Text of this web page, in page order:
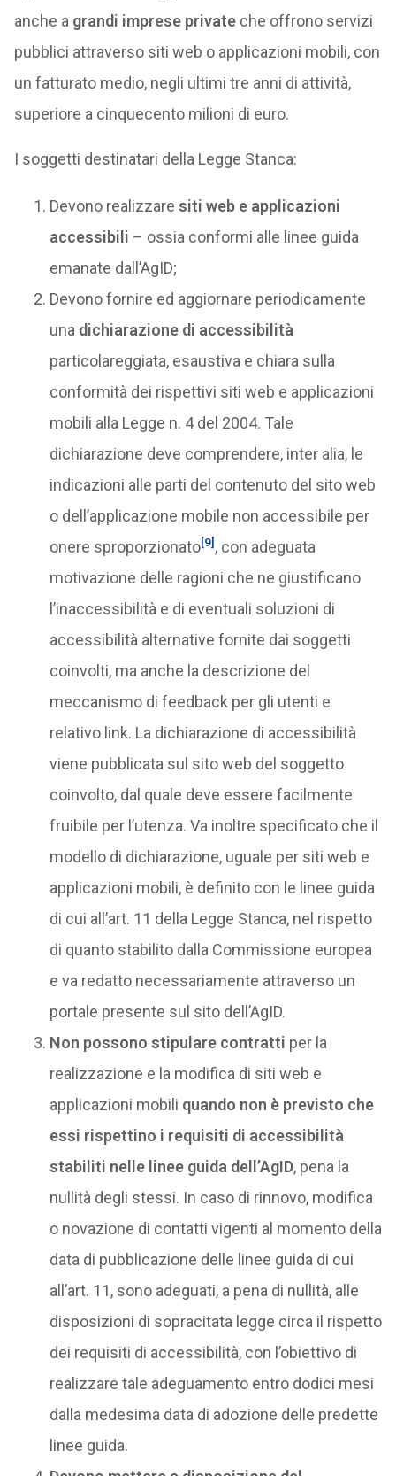
anche a grandi imprese privateche offrono servizi
pubblici attraverso siti web o applicazioni mobili, con
un fatturato medio, negli ultimi tre anni di attività,
superiore a cinquecento milioni di euro.
I soggetti destinatari della Legge Stanca:
Devono realizzare siti web e applicazioni
accessibili – ossia conformi alle linee guida
emanate dall’AgID;
Devono fornire ed aggiornare periodicamente
una dichiarazione di accessibilità
particolareggiata, esaustiva e chiara sulla
conformità dei rispettivi siti web e applicazioni
mobili alla Legge n. 4 del 2004. Tale
dichiarazione deve comprendere, inter alia, le
indicazioni alle parti del contenuto del sito web
o dell’applicazione mobile non accessibile per
onere sproporzionato[9] , con adeguata
motivazione delle ragioni che ne giustificano
l’inaccessibilità e di eventuali soluzioni di
accessibilità alternative fornite dai soggetti
coinvolti, ma anche la descrizione del
meccanismo di feedback per gli utenti e
relativo link. La dichiarazione di accessibilità
viene pubblicata sul sito web del soggetto
coinvolto, dal quale deve essere facilmente
fruibile per l’utenza. Va inoltre specificato che il
modello di dichiarazione, uguale per siti web e
applicazioni mobili, è definito con le linee guida
di cui all’art. 11 della Legge Stanca, nel rispetto
di quanto stabilito dalla Commissione europea
e va redatto necessariamente attraverso un
portale presente sul sito dell’AgID.
Non possono stipulare contratti per la
realizzazione e la modifica di siti web e
applicazioni mobili quando non è previsto che
essi rispettino i requisiti di accessibilità
stabiliti nelle linee guida dell’AgID, pena la
nullità degli stessi. In caso di rinnovo, modifica
o novazione di contatti vigenti al momento della
data di pubblicazione delle linee guida di cui
all’art. 11, sono adeguati, a pena di nullità, alle
disposizioni di sopracitata legge circa il rispetto
dei requisiti di accessibilità, con l’obiettivo di
realizzare tale adeguamento entro dodici mesi
dalla medesima data di adozione delle predette
linee guida.